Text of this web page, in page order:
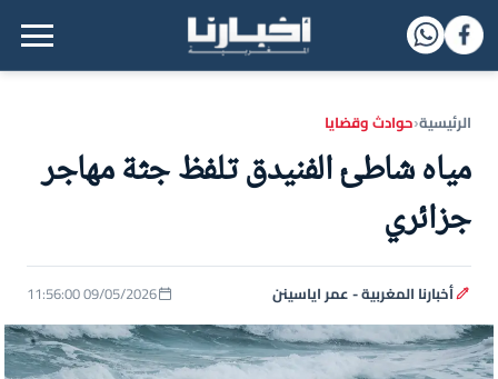
القائمة الرئيسية
الرئيسية‹حوادث وقضايا
مياه شاطئ الفنيدق تلفظ جثة مهاجر
جزائري
أخبارنا المغربية - عمر اياسينن 09/05/2026 11:56:00